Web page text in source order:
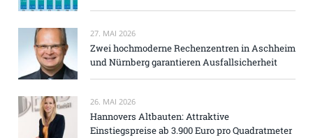
27. MAI 2026
Zwei hochmoderne Rechenzentren in Aschheim
und Nürnberg garantieren Ausfallsicherheit
26. MAI 2026
Hannovers Altbauten: Attraktive
Einstiegspreise ab 3.900 Euro pro Quadratmeter